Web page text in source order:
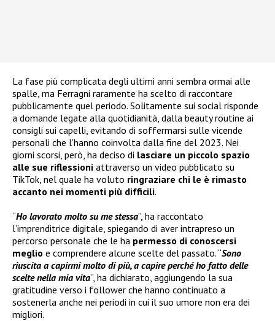
La fase più complicata degli ultimi anni sembra ormai alle
spalle, ma Ferragni raramente ha scelto di raccontare
pubblicamente quel periodo. Solitamente sui social risponde
a domande legate alla quotidianità, dalla beauty routine ai
consigli sui capelli, evitando di soffermarsi sulle vicende
personali che l’hanno coinvolta dalla fine del 2023. Nei
giorni scorsi, però, ha deciso di lasciare un piccolo spazio
alle sue riflessioni attraverso un video pubblicato su
TikTok, nel quale ha voluto ringraziare chi le è rimasto
accanto nei momenti più difficili.
“Ho lavorato molto su me stessa”, ha raccontato
l’imprenditrice digitale, spiegando di aver intrapreso un
percorso personale che le ha permesso di conoscersi
meglio e comprendere alcune scelte del passato. “Sono
riuscita a capirmi molto di più, a capire perché ho fatto delle
scelte nella mia vita”, ha dichiarato, aggiungendo la sua
gratitudine verso i follower che hanno continuato a
sostenerla anche nei periodi in cui il suo umore non era dei
migliori.